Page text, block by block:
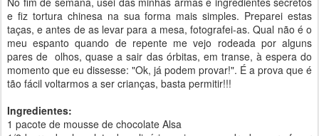
e fiz tortura chinesa na sua forma mais simples. Preparei estas
taças, e antes de as levar para a mesa, fotografei-as. Qual não é o
meu espanto quando de repente me vejo rodeada por alguns
pares de olhos, quase a sair das órbitas, em transe, à espera do
momento que eu dissesse: "Ok, já podem provar!". É a prova que é
tão fácil voltarmos a ser crianças, basta permitir!!!
Ingredientes:
1 pacote de mousse de chocolate Alsa